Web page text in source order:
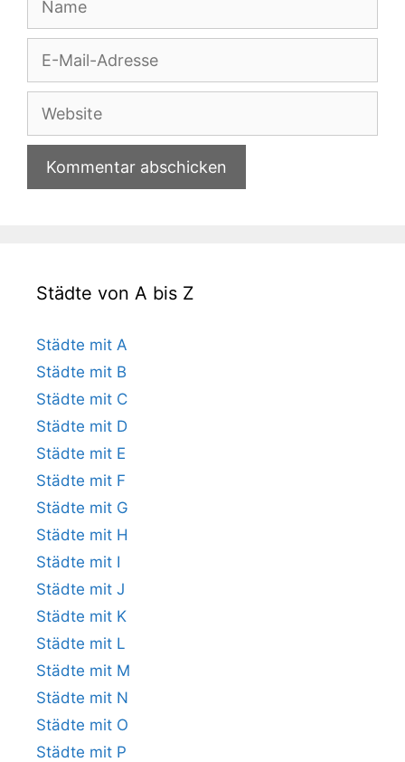
Adresse
Website
Städte von A bis Z
Städte mit A
Städte mit B
Städte mit C
Städte mit D
Städte mit E
Städte mit F
Städte mit G
Städte mit H
Städte mit I
Städte mit J
Städte mit K
Städte mit L
Städte mit M
Städte mit N
Städte mit O
Städte mit P